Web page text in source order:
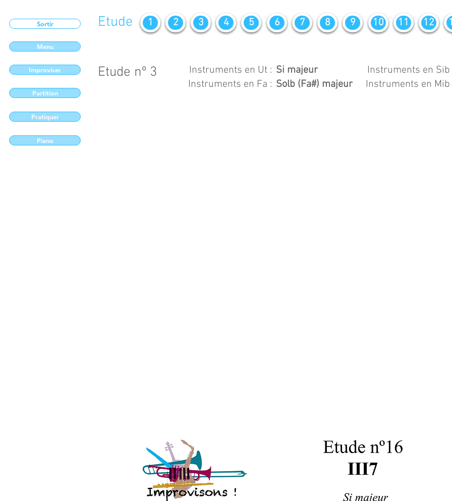
Menu
Improviser
Partition
Pratiquer
Piano
Sortir
Etude nº 3
Instruments en Ut :
Instruments en Fa :
Si majeur
Instruments en Sib
Solb (Fa#) majeur
Instruments en Mib
Etude 1 2 3 4 5 6 7 8 9 10 11 12